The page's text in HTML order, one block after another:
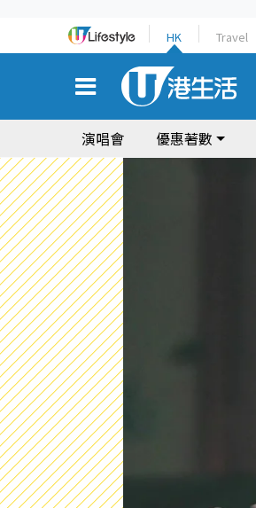
HK Travel
演唱會 優惠著數